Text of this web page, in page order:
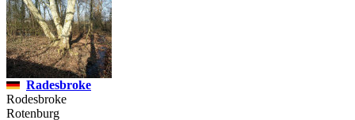
Radesbroke
Rodesbroke
Rotenburg